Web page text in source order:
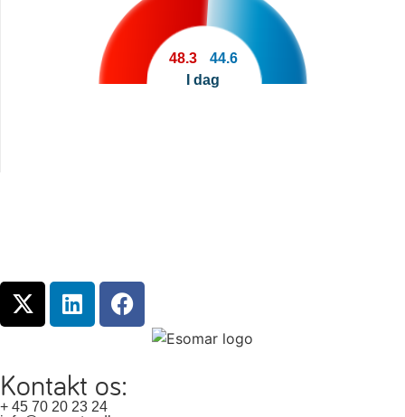
48.3
44.6
I dag
Kontakt os:
+ 45 70 20 23 24